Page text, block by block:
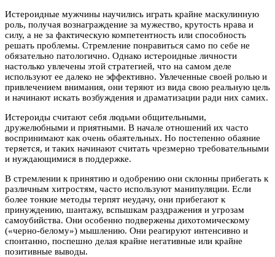
Истероидные мужчины научились играть крайне маскулинную
роль, получая вознаграждение за мужество, крутость нрава и
силу, а не за фактическую компетентность или способность
решать проблемы. Стремление понравиться само по себе не
обязательно патологично. Однако истероидные личности
настолько увлечены этой стратегией, что на самом деле
используют ее далеко не эффективно. Увлеченные своей ролью и
привлечением внимания, они теряют из вида свою реальную цель
и начинают искать возбуждения и драматизации ради них самих.
Истероиды считают себя людьми общительными,
дружелюбными и приятными. В начале отношений их часто
воспринимают как очень обаятельных. Но постепенно обаяние
теряется, и таких начинают считать чрезмерно требовательными
и нуждающимися в поддержке.
В стремлении к принятию и одобрению они склонны прибегать к
различным хитростям, часто используют манипуляции. Если
более тонкие методы терпят неудачу, они прибегают к
принуждению, шантажу, вспышкам раздражения и угрозам
самоубийства. Они особенно подвержены дихотомическому
(«черно-белому») мышлению. Они реагируют интенсивно и
спонтанно, поспешно делая крайне негативные или крайне
позитивные выводы.